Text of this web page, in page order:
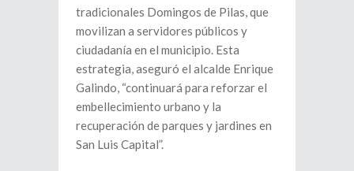
tradicionales Domingos de Pilas, que
movilizan a servidores públicos y
ciudadanía en el municipio. Esta
estrategia, aseguró el alcalde Enrique
Galindo, “continuará para reforzar el
embellecimiento urbano y la
recuperación de parques y jardines en
San Luis Capital”.